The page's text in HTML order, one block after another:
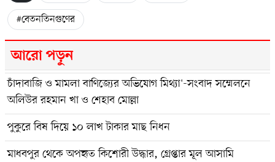
#বেতনতিনগুণের
আরো পড়ুন
চাঁদাবাজি ও মামলা বাণিজ্যের অভিযোগ মিথ্যা'-সংবাদ সম্মেলনে
অলিউর রহমান খা ও শেহাব মোল্লা
পুকুরে বিষ দিয়ে ১০ লাখ টাকার মাছ নিধন
মাধবপুর থেকে অপহৃত কিশোরী উদ্ধার, গ্রেপ্তার মূল আসামি